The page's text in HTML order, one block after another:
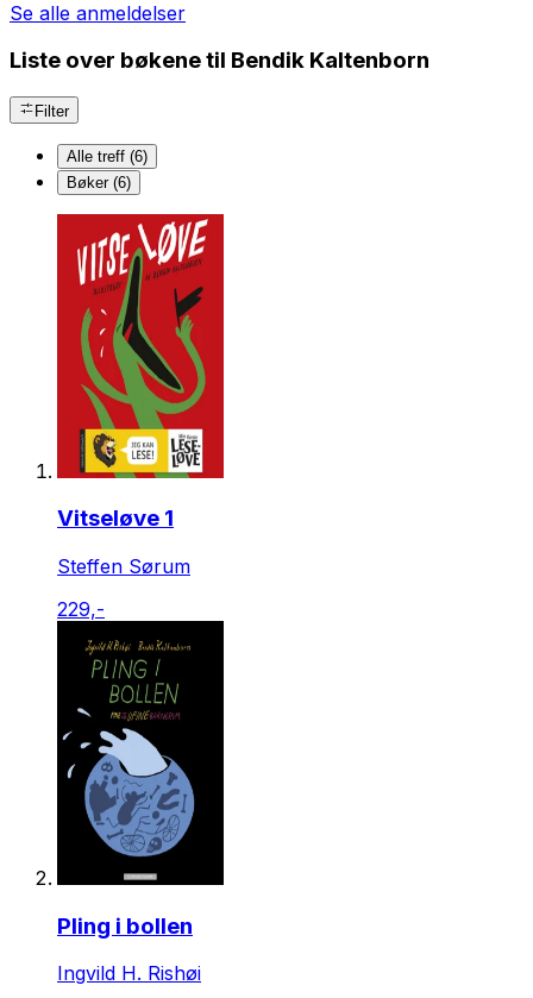
Se alle anmeldelser
Liste over bøkene til Bendik Kaltenborn
Filter
Alle treff (6)
Bøker (6)
Vitseløve 1
Steffen Sørum
229,-
Pling i bollen
Ingvild H. Rishøi